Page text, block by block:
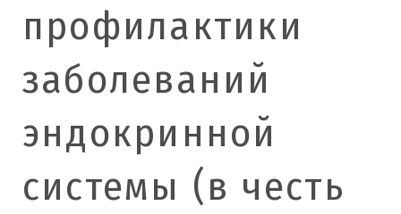
профилактики
заболеваний
эндокринной
системы (в честь